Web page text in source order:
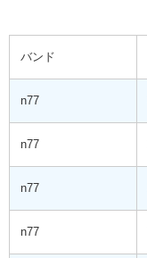
バンド
n77
n77
n77
n77